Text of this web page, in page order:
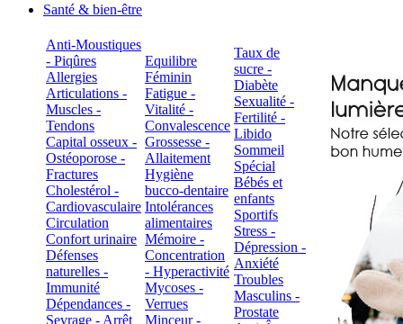
Santé & bien-être
Anti-Moustiques
- Piqûres
Allergies
Articulations -
Muscles -
Tendons
Capital osseux -
Ostéoporose -
Fractures
Cholestérol -
Cardiovasculaire
Circulation
Confort urinaire
Défenses
naturelles -
Immunité
Dépendances -
Sevrage - Arrêt
Equilibre
Féminin
Fatigue -
Vitalité -
Convalescence
Grossesse -
Allaitement
Hygiène
bucco-dentaire
Intolérances
alimentaires
Mémoire -
Concentration
- Hyperactivité
Mycoses -
Verrues
Minceur -
Taux de
sucre -
Diabète
Sexualité -
Fertilité -
Libido
Sommeil
Spécial
Bébés et
enfants
Sportifs
Stress -
Dépression -
Anxiété
Troubles
Masculins -
Prostate